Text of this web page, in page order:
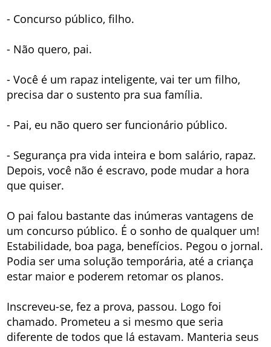
- Concurso público, filho.
- Não quero, pai.
- Você é um rapaz inteligente, vai ter um filho,
precisa dar o sustento pra sua família.
- Pai, eu não quero ser funcionário público.
- Segurança pra vida inteira e bom salário, rapaz.
Depois, você não é escravo, pode mudar a hora
que quiser.
O pai falou bastante das inúmeras vantagens de
um concurso público. É o sonho de qualquer um!
Estabilidade, boa paga, benefícios. Pegou o jornal.
Podia ser uma solução temporária, até a criança
estar maior e poderem retomar os planos.
Inscreveu-se, fez a prova, passou. Logo foi
chamado. Prometeu a si mesmo que seria
diferente de todos que lá estavam. Manteria seus